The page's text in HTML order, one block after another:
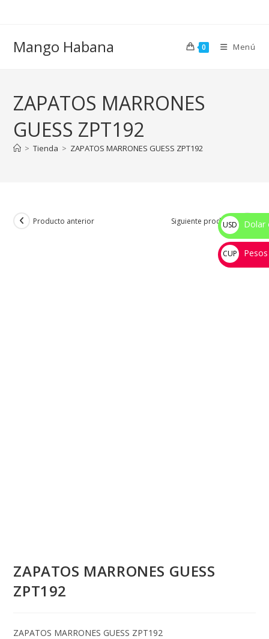
Mango Habana 0 Menú
ZAPATOS MARRONES
GUESS ZPT192
> Tienda > ZAPATOS MARRONES GUESS ZPT192
Producto anterior Siguiente producto
ZAPATOS MARRONES GUESS
ZPT192
ZAPATOS MARRONES GUESS ZPT192
USD
$
Dolar
CUP
💰
Pesos